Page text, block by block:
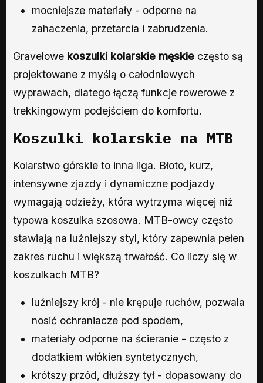
mocniejsze materiały - odporne na
zahaczenia, przetarcia i zabrudzenia.
Gravelowe koszulki kolarskie męskie często są
projektowane z myślą o całodniowych
wyprawach, dlatego łączą funkcje rowerowe z
trekkingowym podejściem do komfortu.
Koszulki kolarskie na MTB
Kolarstwo górskie to inna liga. Błoto, kurz,
intensywne zjazdy i dynamiczne podjazdy
wymagają odzieży, która wytrzyma więcej niż
typowa koszulka szosowa. MTB-owcy często
stawiają na luźniejszy styl, który zapewnia pełen
zakres ruchu i większą trwałość. Co liczy się w
koszulkach MTB?
luźniejszy krój - nie krępuje ruchów, pozwala
nosić ochraniacze pod spodem,
materiały odporne na ścieranie - często z
dodatkiem włókien syntetycznych,
krótszy przód, dłuższy tył - dopasowany do